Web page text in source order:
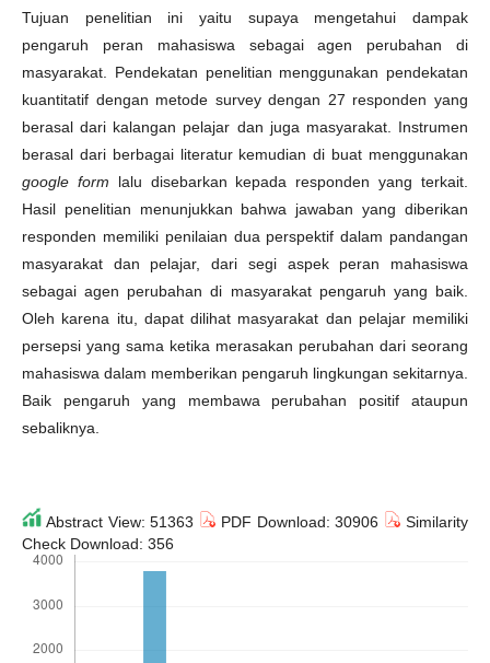
Tujuan penelitian ini yaitu supaya mengetahui dampak
pengaruh peran mahasiswa sebagai agen perubahan di
masyarakat. Pendekatan penelitian menggunakan pendekatan
kuantitatif dengan metode survey dengan 27 responden yang
berasal dari kalangan pelajar dan juga masyarakat. Instrumen
berasal dari berbagai literatur kemudian di buat menggunakan
google form lalu disebarkan kepada responden yang terkait.
Hasil penelitian menunjukkan bahwa jawaban yang diberikan
responden memiliki penilaian dua perspektif dalam pandangan
masyarakat dan pelajar, dari segi aspek peran mahasiswa
sebagai agen perubahan di masyarakat pengaruh yang baik.
Oleh karena itu, dapat dilihat masyarakat dan pelajar memiliki
persepsi yang sama ketika merasakan perubahan dari seorang
mahasiswa dalam memberikan pengaruh lingkungan sekitarnya.
Baik pengaruh yang membawa perubahan positif ataupun
sebaliknya.
Abstract View: 51363 PDF Download: 30906
Similarity
Check Download: 356